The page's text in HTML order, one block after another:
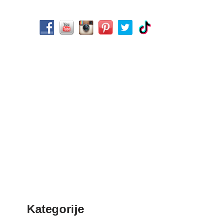
Kategorije